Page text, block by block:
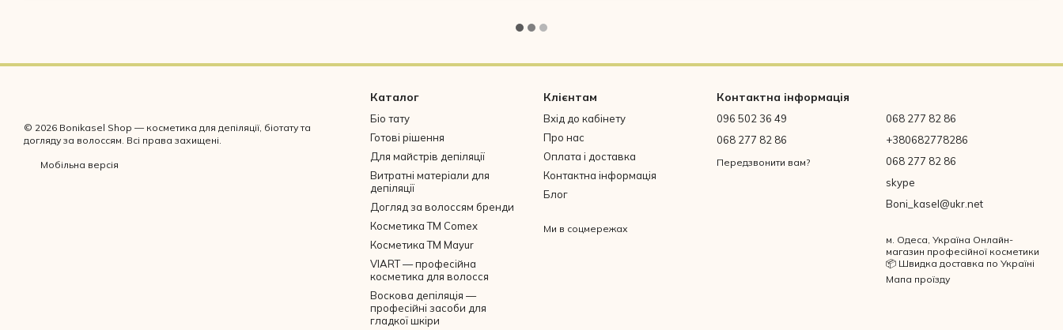
© 2026 Bonikasel Shop — косметика для депіляції, біотату та
догляду за волоссям. Всі права захищені.
Мобільна версія
Каталог
Біо тату
Готові рішення
Для майстрів депіляції
Витратні матеріали для
депіляції
Догляд за волоссям бренди
Косметика ТМ Comex
Косметика ТМ Mayur
VIART — професійна
косметика для волосся
Воскова депіляція —
професійні засоби для
гладкої шкіри
Клієнтам
Вхід до кабінету
Про нас
Оплата і доставка
Контактна інформація
Блог
Ми в соцмережах
Контактна інформація
096 502 36 49
068 277 82 86
Передзвонити вам?
068 277 82 86
+380682778286
068 277 82 86
skype
Boni_kasel@ukr.net
м. Одеса, Україна Онлайн-
магазин професійної косметики
📦 Швидка доставка по Україні
Мапа проїзду